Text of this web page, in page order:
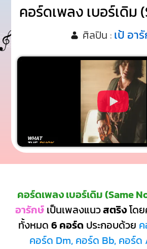
คอร์ดเพลง เบอร์เดิม
ศิลปิน : เป้ อา
คอร์ดเพลง เบอร์เดิม (Same
อารักษ์เป็นเพลงแนวสตริงโดย
ทั้งหมด 6 คอร์ด ประกอบด้วย
คอร์ด Dm, คอร์ด Bb, คอร์ด